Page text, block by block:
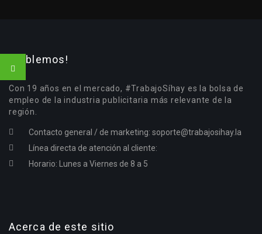
¡Hablemos!
Con 19 años en el mercado, #TrabajoSíhay es la bolsa de
empleo de la industria publicitaria más relevante de la
región.
Contacto general / de marketing: soporte@trabajosihay.la
Línea directa de atención al cliente:
Horario: Lunes a Viernes de 8 a 5
Acerca de este sitio